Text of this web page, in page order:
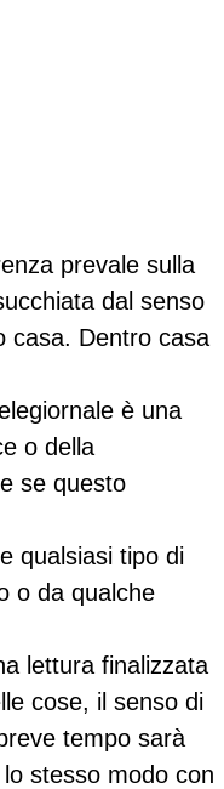
prevale sulla
dal senso
casa. Dentro casa
è una
o della
se questo
qualsiasi tipo di
o da qualche
lettura finalizzata
cose, il senso di
tempo sarà
stesso modo con